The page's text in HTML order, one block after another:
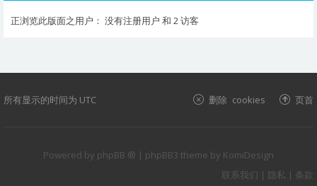
正浏览此版面之用户： 没有注册用户 和 2 访客
所有显示的时间为 UTC 页首
删除 cookies
Powered by phpBB ® | phpBB3 theme by KomiDesign
联系我们
| 隐私 | 条款